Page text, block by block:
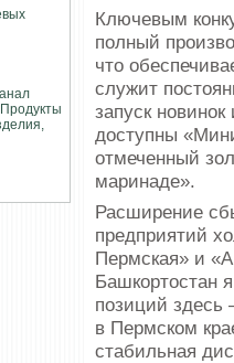
Ключевым
полный
что
служит
запуск
доступны
отмеченный
маринаде».
Расширение
предприятий
Пермская» и
Башкортостан
позиций здесь
в Пермском
стабильная